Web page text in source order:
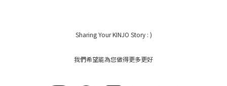
Sharing Your KINJO Story : )
我們希望能為您做得更多更好